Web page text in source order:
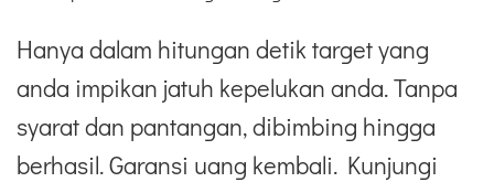
Hanya dalam hitungan detik target yang
anda impikan jatuh kepelukan anda. Tanpa
syarat dan pantangan, dibimbing hingga
berhasil. Garansi uang kembali. Kunjungi